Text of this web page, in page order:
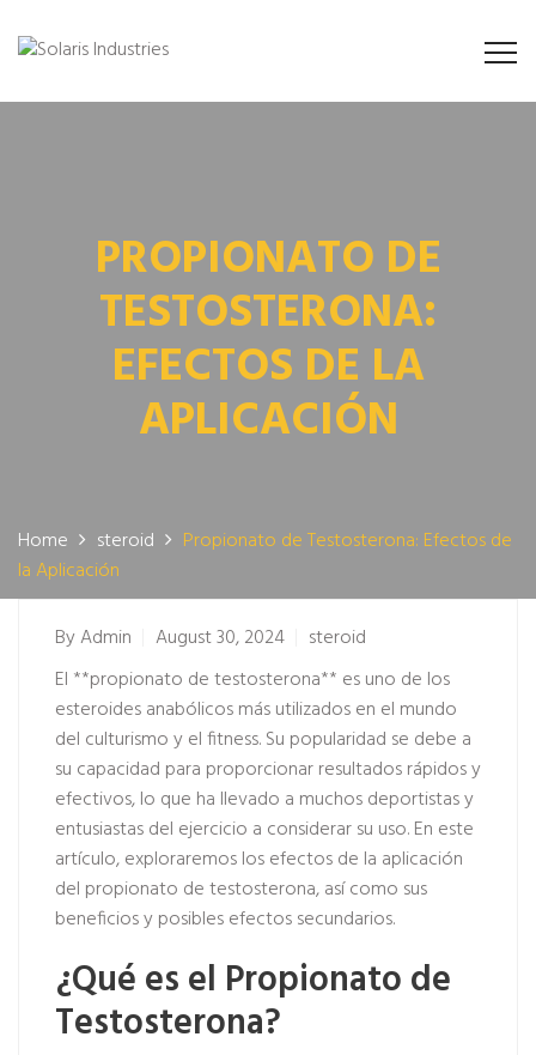
PROPIONATO DE
TESTOSTERONA:
EFECTOS DE LA
APLICACIÓN
Home steroid
Propionato de Testosterona: Efectos de
la Aplicación
ByAdmin August 30, 2024
steroid
El **propionato de testosterona** es uno de los
esteroides anabólicos más utilizados en el mundo
del culturismo y el fitness. Su popularidad se debe a
su capacidad para proporcionar resultados rápidos y
efectivos, lo que ha llevado a muchos deportistas y
entusiastas del ejercicio a considerar su uso. En este
artículo, exploraremos los efectos de la aplicación
del propionato de testosterona, así como sus
beneficios y posibles efectos secundarios.
¿Qué es el Propionato de
Testosterona?